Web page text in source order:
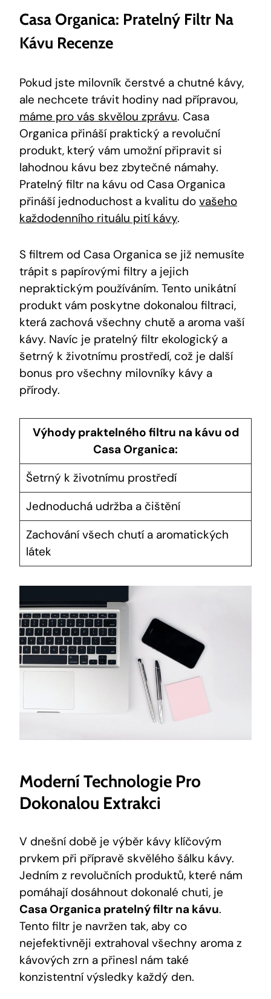
Casa Organica: Pratelný Filtr Na
Kávu Recenze
Pokud jste milovník čerstvé a chutné kávy,
ale nechcete trávit hodiny nad přípravou,
máme pro vás skvělou zprávu. Casa
Organica přináší praktický a revoluční
produkt, který vám umožní připravit si
lahodnou kávu bez zbytečné námahy.
Pratelný filtr na kávu od Casa Organica
přináší jednoduchost a kvalitu do vašeho
každodenního rituálu pití kávy.
S filtrem od Casa Organica se již nemusíte
trápit s papírovými filtry a jejich
nepraktickým používáním. Tento unikátní
produkt vám poskytne dokonalou filtraci,
která zachová všechny chutě a aroma vaší
kávy. Navíc je pratelný filtr ekologický a
šetrný k životnímu prostředí, což je další
bonus pro všechny milovníky kávy a
přírody.
Výhody praktelného filtru na kávu od
Casa Organica:
Šetrný k životnímu prostředí
Jednoduchá udržba a čištění
Zachování všech chutí a aromatických
látek
Moderní Technologie Pro
Dokonalou Extrakci
V dnešní době je výběr kávy klíčovým
prvkem při přípravě skvělého šálku kávy.
Jedním z revolučních produktů, které nám
pomáhají dosáhnout dokonalé chuti, je
Casa Organica pratelný filtr na kávu.
Tento filtr je navržen tak, aby co
nejefektivněji extrahoval všechny aroma z
kávových zrn a přinesl nám také
konzistentní výsledky každý den.